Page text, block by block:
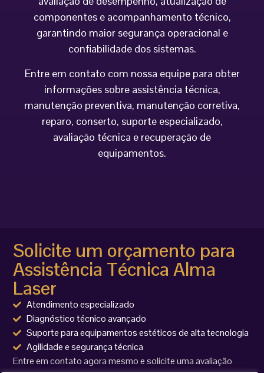
componentes e acompanhamento técnico,
garantindo maior segurança operacional e
confiabilidade dos sistemas.
Entre em contato com nossa equipe para obter
informações sobre assistência técnica,
manutenção preventiva, manutenção corretiva,
reparo, conserto, suporte especializado,
avaliação técnica e recuperação de
equipamentos.
Solicite um orçamento para
Assistência Técnica Alma
Laser
Atendimento especializado
Diagnóstico técnico avançado
Suporte para equipamentos estéticos de alta tecnologia
Agilidade e segurança técnica
Entre em contato agora mesmo e solicite uma avaliação